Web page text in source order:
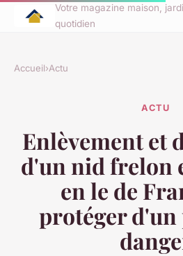
Votre magazine maison,
quotidien
Accueil›Actu
ACTU
Enlèvement et
d'un nid frelon
en le de
protéger